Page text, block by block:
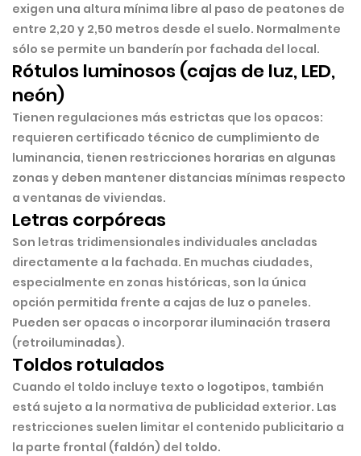
exigen una altura mínima libre al paso de peatones de
entre 2,20 y 2,50 metros desde el suelo. Normalmente
sólo se permite un banderín por fachada del local.
Rótulos luminosos (cajas de luz, LED,
neón)
Tienen regulaciones más estrictas que los opacos:
requieren certificado técnico de cumplimiento de
luminancia, tienen restricciones horarias en algunas
zonas y deben mantener distancias mínimas respecto
a ventanas de viviendas.
Letras corpóreas
Son letras tridimensionales individuales ancladas
directamente a la fachada. En muchas ciudades,
especialmente en zonas históricas, son la única
opción permitida frente a cajas de luz o paneles.
Pueden ser opacas o incorporar iluminación trasera
(retroiluminadas).
Toldos rotulados
Cuando el toldo incluye texto o logotipos, también
está sujeto a la normativa de publicidad exterior. Las
restricciones suelen limitar el contenido publicitario a
la parte frontal (faldón) del toldo.